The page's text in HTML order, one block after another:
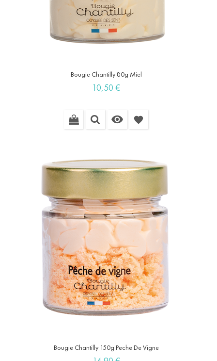
Bougie Chantilly 80g Miel
Prix
10,50 €
 favorite
Bougie Chantilly 150g Peche De Vigne